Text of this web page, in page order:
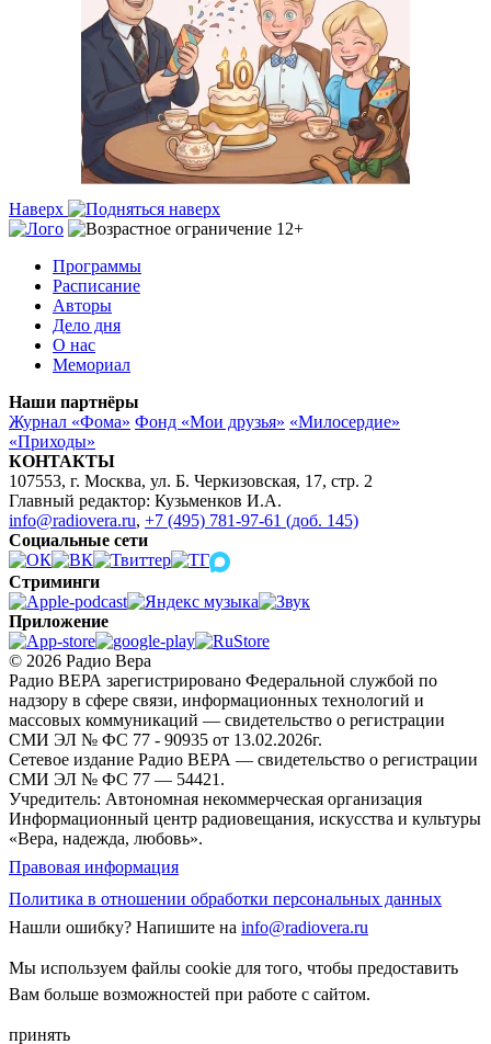
Наверх
Программы
Расписание
Авторы
Дело дня
О нас
Мемориал
Наши партнёры
Журнал «Фома» Фонд «Мои друзья» «Милосердие»
«Приходы»
КОНТАКТЫ
107553, г. Москва, ул. Б. Черкизовская, 17, стр. 2
Главный редактор: Кузьменков И.А.
info@radiovera.ru, +7 (495) 781-97-61 (доб. 145)
Социальные сети
Стриминги
Приложение
© 2026 Радио Вера
Радио ВЕРА зарегистрировано Федеральной службой по
надзору в сфере связи, информационных технологий и
массовых коммуникаций — свидетельство о регистрации
СМИ ЭЛ № ФС 77 - 90935 от 13.02.2026г.
Сетевое издание Радио ВЕРА — свидетельство о регистрации
СМИ ЭЛ № ФС 77 — 54421.
Учредитель: Автономная некоммерческая организация
Информационный центр радиовещания, искусства и культуры
«Вера, надежда, любовь».
Правовая информация
Политика в отношении обработки персональных данных
Нашли ошибку? Напишите на info@radiovera.ru
Мы используем файлы cookie для того, чтобы предоставить
Вам больше возможностей при работе с сайтом.
принять